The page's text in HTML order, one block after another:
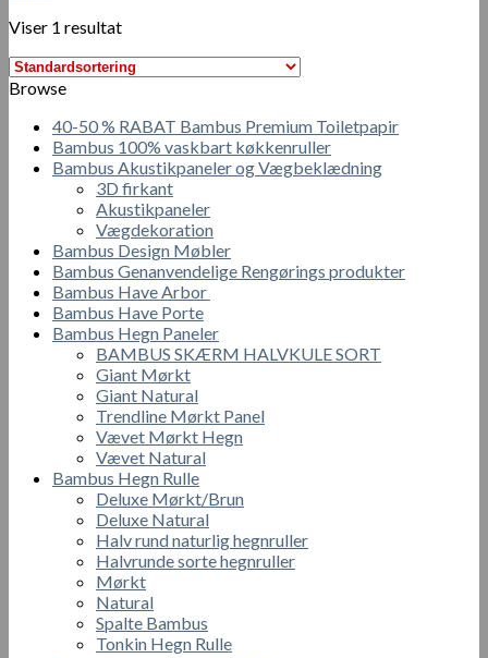
Viser 1 resultat
Browse
40-50 % RABAT Bambus Premium Toiletpapir
Bambus 100% vaskbart køkkenruller
Bambus Akustikpaneler og Vægbeklædning
3D firkant
Akustikpaneler
Vægdekoration
Bambus Design Møbler
Bambus Genanvendelige Rengørings produkter
Bambus Have Arbor
Bambus Have Porte
Bambus Hegn Paneler
BAMBUS SKÆRM HALVKULE SORT
Giant Mørkt
Giant Natural
Trendline Mørkt Panel
Vævet Mørkt Hegn
Vævet Natural
Bambus Hegn Rulle
Deluxe Mørkt/Brun
Deluxe Natural
Halv rund naturlig hegnruller
Halvrunde sorte hegnruller
Mørkt
Natural
Spalte Bambus
Tonkin Hegn Rulle